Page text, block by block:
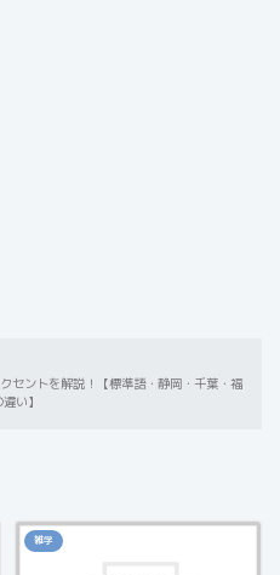
セントを解説！【標準語・静岡・千葉・福
い】
雑学